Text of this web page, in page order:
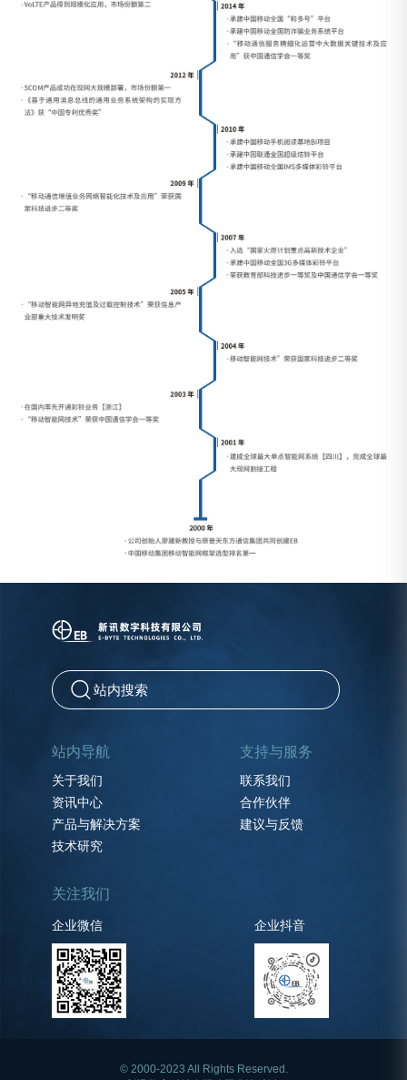
站内导航
关于我们
资讯中心
产品与解决方案
技术研究
支持与服务
联系我们
合作伙伴
建议与反馈
关注我们
企业微信 企业抖音
© 2000-2023 All Rights Reserved.